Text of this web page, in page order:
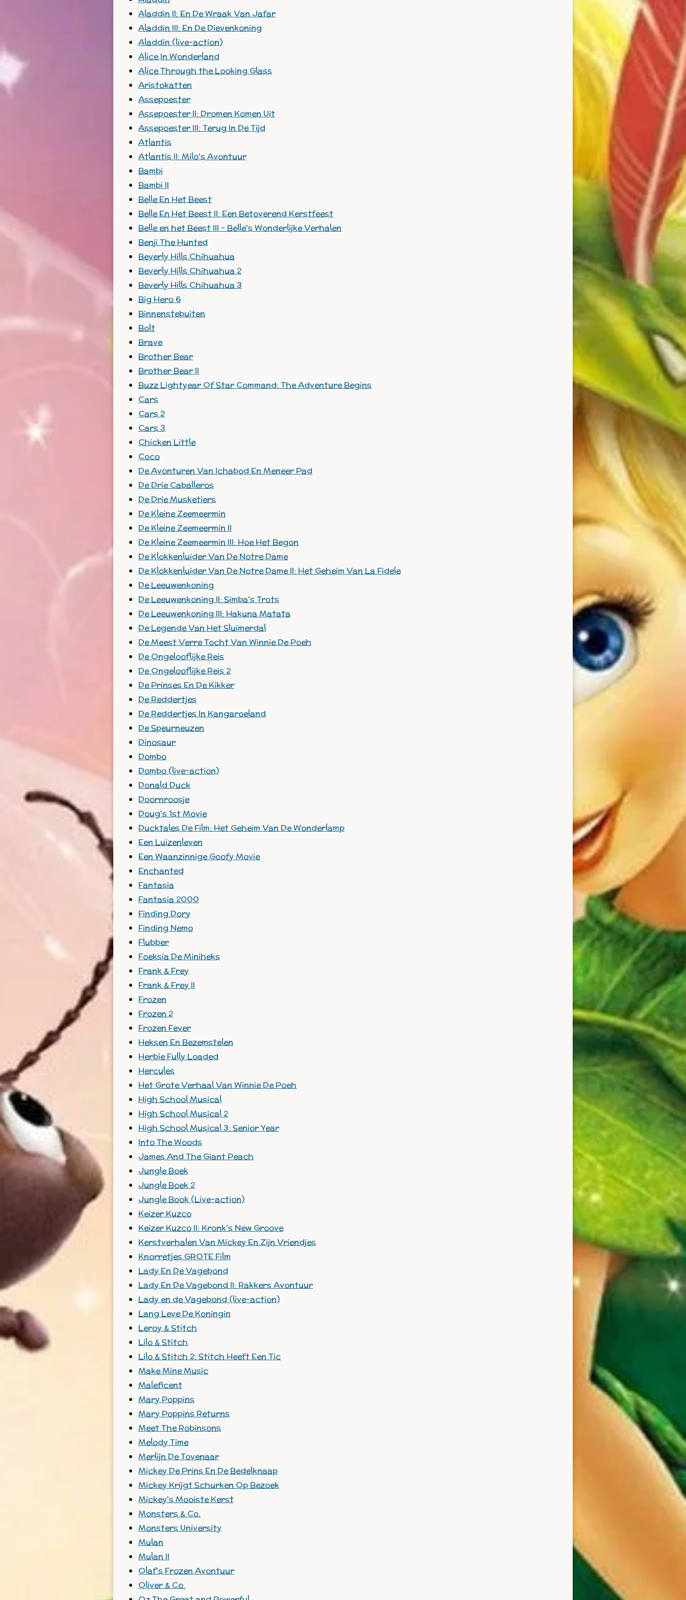
Aladdin II: En De Wraak Van Jafar
Aladdin III: En De Dievenkoning
Aladdin (live-action)
Alice In Wonderland
Alice Through the Looking Glass
Aristokatten
Assepoester
Assepoester II: Dromen Komen Uit
Assepoester III: Terug In De Tijd
Atlantis
Atlantis II: Milo's Avontuur
Bambi
Bambi II
Belle En Het Beest
Belle En Het Beest II: Een Betoverend Kerstfeest
Belle en het Beest III - Belle's Wonderlijke Verhalen
Benji The Hunted
Beverly Hills Chihuahua
Beverly Hills Chihuahua 2
Beverly Hills Chihuahua 3
Big Hero 6
Binnenstebuiten
Bolt
Brave
Brother Bear
Brother Bear II
Buzz Lightyear Of Star Command: The Adventure Begins
Cars
Cars 2
Cars 3
Chicken Little
Coco
De Avonturen Van Ichabod En Meneer Pad
De Drie Caballeros
De Drie Musketiers
De Kleine Zeemeermin
De Kleine Zeemeermin II
De Kleine Zeemeermin III: Hoe Het Begon
De Klokkenluider Van De Notre Dame
De Klokkenluider Van De Notre Dame II: Het Geheim Van La Fidele
De Leeuwenkoning
De Leeuwenkoning II: Simba's Trots
De Leeuwenkoning III: Hakuna Matata
De Legende Van Het Sluimerdal
De Meest Verre Tocht Van Winnie De Poeh
De Ongelooflijke Reis
De Ongelooflijke Reis 2
De Prinses En De Kikker
De Reddertjes
De Reddertjes In Kangaroeland
De Speurneuzen
Dinosaur
Dombo
Dombo (live-action)
Donald Duck
Doornroosje
Doug's 1st Movie
Ducktales De Film: Het Geheim Van De Wonderlamp
Een Luizenleven
Een Waanzinnige Goofy Movie
Enchanted
Fantasia
Fantasia 2000
Finding Dory
Finding Nemo
Flubber
Foeksia De Miniheks
Frank & Frey
Frank & Frey II
Frozen
Frozen 2
Frozen Fever
Heksen En Bezemstelen
Herbie Fully Loaded
Hercules
Het Grote Verhaal Van Winnie De Poeh
High School Musical
High School Musical 2
High School Musical 3: Senior Year
Into The Woods
James And The Giant Peach
Jungle Boek
Jungle Boek 2
Jungle Book (Live-action)
Keizer Kuzco
Keizer Kuzco II: Kronk's New Groove
Kerstverhalen Van Mickey En Zijn Vriendjes
Knorretjes GROTE Film
Lady En De Vagebond
Lady En De Vagebond II: Rakkers Avontuur
Lady en de Vagebond (live-action)
Lang Leve De Koningin
Leroy & Stitch
Lilo & Stitch
Lilo & Stitch 2: Stitch Heeft Een Tic
Make Mine Music
Maleficent
Mary Poppins
Mary Poppins Returns
Meet The Robinsons
Melody Time
Merlijn De Tovenaar
Mickey De Prins En De Bedelknaap
Mickey Krijgt Schurken Op Bezoek
Mickey's Mooiste Kerst
Monsters & Co.
Monsters University
Mulan
Mulan II
Olaf's Frozen Avontuur
Oliver & Co.